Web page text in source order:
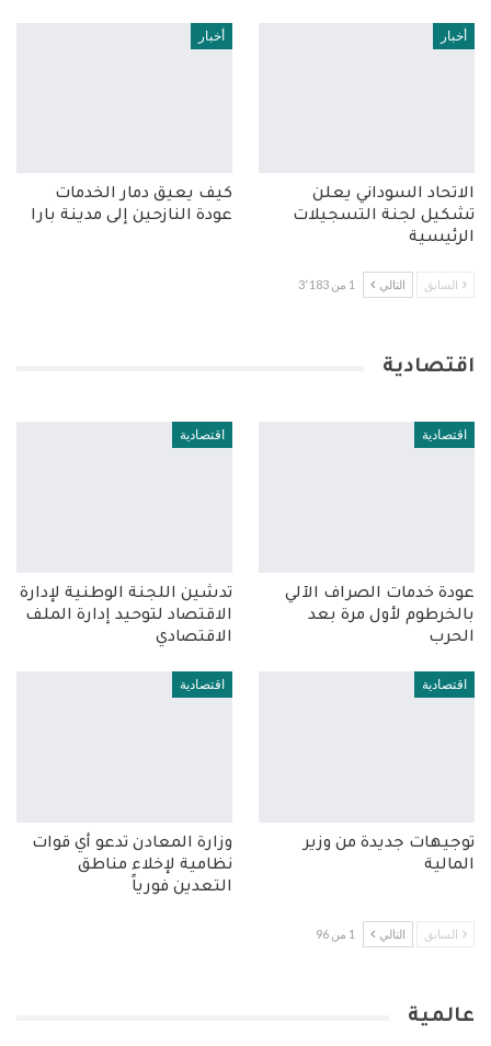
أخبار
الاتحاد السوداني يعلن
تشكيل لجنة التسجيلات
الرئيسية
أخبار
كيف يعيق دمار الخدمات
عودة النازحين إلى مدينة بارا
السابق التالي 1 من 3٬183
اقتصادية
اقتصادية
عودة خدمات الصراف الآلي
بالخرطوم لأول مرة بعد
الحرب
اقتصادية
تدشين اللجنة الوطنية لإدارة
الاقتصاد لتوحيد إدارة الملف
الاقتصادي
اقتصادية
توجيهات جديدة من وزير
المالية
اقتصادية
وزارة المعادن تدعو أي قوات
نظامية لإخلاء مناطق
التعدين فورياً
السابق التالي 1 من 96
عالمية